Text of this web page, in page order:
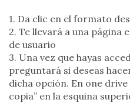
1. Da clic en el formato
2. Te llevará a una página
de usuario
3. Una vez que hayas
preguntará si deseas
dicha opción. En one
copia” en la esquina